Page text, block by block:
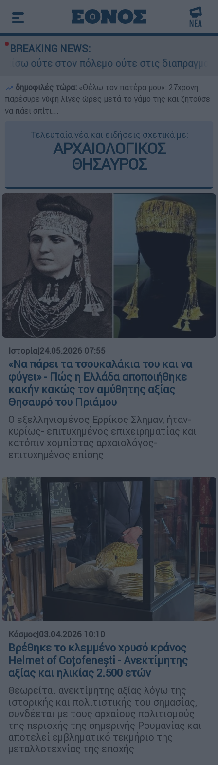
BREAKING NEWS:
ούτε στις διαπραγματεύσεις» - Οι έξι
δημοφιλές τώρα: «Θέλω τον πατέρα μου»: 27χρονη
παρέσυρε νύφη λίγες ώρες μετά το γάμο της και ζητούσε
να πάει σπίτι...
Τελευταία νέα και ειδήσεις σχετικά με:
ΑΡΧΑΙΟΛΟΓΙΚΟΣ
ΘΗΣΑΥΡΟΣ
Ιστορία|24.05.2026 07:55
«Να πάρει τα τσουκαλάκια του και να
φύγει» - Πώς η Ελλάδα αποποιήθηκε
κακήν κακώς τον αμύθητης αξίας
Θησαυρό του Πριάμου
Ο εξελληνισμένος Ερρίκος Σλήμαν, ήταν-
κυρίως- επιτυχημένος επιχειρηματίας και
κατόπιν χομπίστας αρχαιολόγος-
επιτυχημένος επίσης
Κόσμος|03.04.2026 10:10
Βρέθηκε το κλεμμένο χρυσό κράνος
Helmet of Coțofenești - Ανεκτίμητης
αξίας και ηλικίας 2.500 ετών
Θεωρείται ανεκτίμητης αξίας λόγω της
ιστορικής και πολιτιστικής του σημασίας,
συνδέεται με τους αρχαίους πολιτισμούς
της περιοχής της σημερινής Ρουμανίας και
αποτελεί εμβληματικό τεκμήριο της
μεταλλοτεχνίας της εποχής